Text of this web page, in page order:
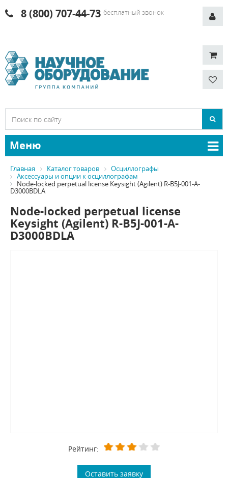
8 (800) 707-44-73 бесплатный звонок
Меню
Главная Каталог товаров
Осциллографы
Аксессуары и опции к осциллографам
Node-locked perpetual license Keysight (Agilent) R-B5J-001-A-
D3000BDLA
Node-locked perpetual license
Keysight (Agilent) R-B5J-001-A-
D3000BDLA
Рейтинг:
Оставить заявку